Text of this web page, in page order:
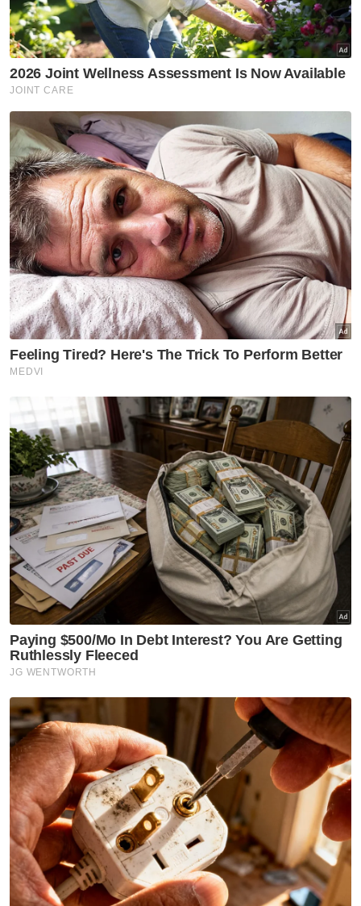
Muat turun aplikasi Sinar Harian.Klik di sini!
Jawab soalan kaji selidik dan dapatkan
baucar tunai.
×
Berapakah umur anda?
Kurang daripada 18 tahun 18 - 24 tahun
25 - 34 tahun 35 - 44 tahun
65 tahun dan ke atas
Masuk | Daftar VPoints:0
Olahraga Terbuka Malaysia
Kuartet 4x100m
Acara Wanita
Acara Lelaki
Artikel Disyorkan
Sukan
Tiket aksi Malaysia-Filipina
habis terjual
Sukan